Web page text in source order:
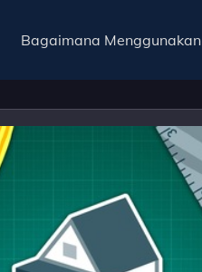
Bagaimana Menggunakan